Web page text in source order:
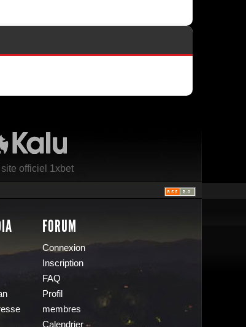
site officiel 1xbet
FORUM
Connexion
Inscription
FAQ
Profil
membres
Calendrier